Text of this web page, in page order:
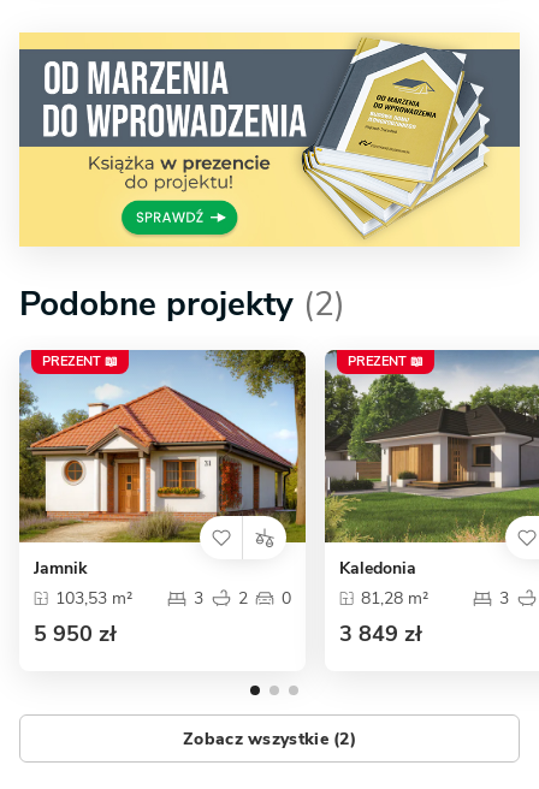
Podobne projekty (2)
PREZENT 📖
Jamnik
103,53 m²
3 2 0
5 950 zł
PREZENT 📖
Kaledonia
81,28 m²
3
3 849 zł
Zobacz wszystkie (2)